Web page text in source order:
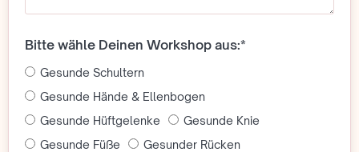
Bitte wähle Deinen Workshop aus:*
Gesunde Schultern
Gesunde Hände & Ellenbogen
Gesunde Hüftgelenke
Gesunde Knie
Gesunde Füße
Gesunder Rücken